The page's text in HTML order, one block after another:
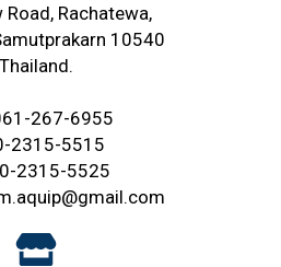
Road, Rachatewa,
10540
Thailand.
267-6955
2315-5515
2315-5525